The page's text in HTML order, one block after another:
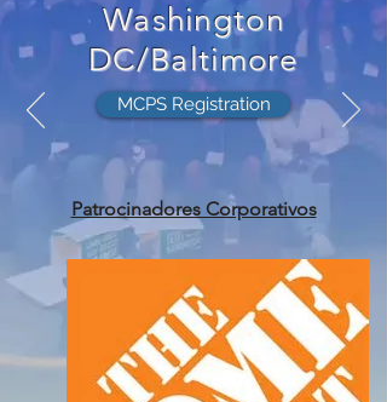
Washington
DC/Baltimore
MCPS Registration
Patrocinadores Corporativos